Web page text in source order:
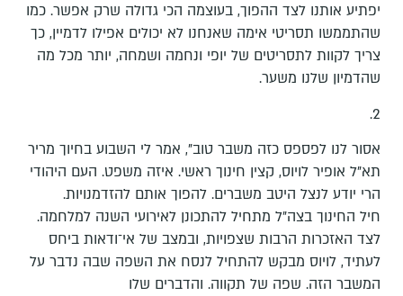
יפתיע אותנו לצד ההפוך, בעוצמה הכי גדולה שרק אפשר. כמו
שהתממשו תסריטי אימה שאנחנו לא יכולים אפילו לדמיין, כך
צריך לקוות לתסריטים של יופי ונחמה ושמחה, יותר מכל מה
שהדמיון שלנו משער.
2.
אסור לנו לפספס כזה משבר טוב", אמר לי השבוע בחיוך מריר
תא"ל אופיר לויוס, קצין חינוך ראשי. איזה משפט. העם היהודי
הרי יודע לנצל היטב משברים. להפוך אותם להזדמנויות.
חיל החינוך בצה"ל מתחיל להתכונן לאירועי השנה למלחמה.
לצד האזכרות הרבות שצפויות, ובמצב של אי־ודאות ביחס
לעתיד, לויוס מבקש להתחיל לנסח את השפה שבה נדבר על
המשבר הזה. שפה של תקווה. והדברים שלו